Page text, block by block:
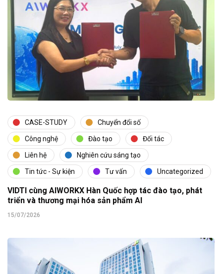
CASE-STUDY Chuyển đổi số
Công nghệ Đào tạo Đối tác
Liên hệ Nghiên cứu sáng tạo
Tin tức - Sự kiện Tư vấn Uncategorized
VIDTI cùng AIWORKX Hàn Quốc hợp tác đào tạo, phát
triển và thương mại hóa sản phẩm AI
15/07/2026